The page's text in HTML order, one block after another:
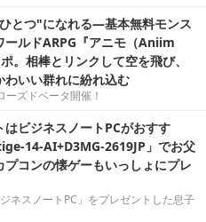
とつ"になれる―基本無料モンス
ールドARPG『アニモ（Aniim
。相棒とリンクして空を飛び、
わいい群れに紛れ込む
ズドベータ開催！
ビジネスノートPCがおすす
14-AI+D3MG-2619JP」でお父
プコンの懐ゲーもいっしょにプレ
ネスノートPC」をプレゼントした息子